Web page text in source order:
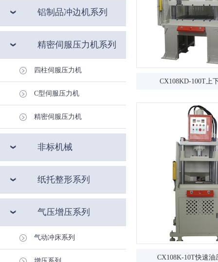
铝制品冲边机系列
精密伺服压力机系列
四柱伺服压力机
C型伺服压力机
精密伺服压力机
非标机械
纸托整形系列
气压增压系列
气动冲床系列
CX108KD-100T上
CX108K-10T快速油